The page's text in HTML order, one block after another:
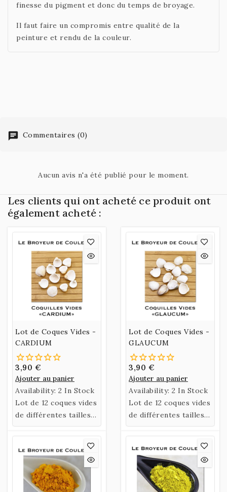
finesse du pigment et donc du temps de broyage.
Il faut faire un compromis entre qualité de la
peinture et rendu de la couleur.
Commentaires (0)
Aucun avis n'a été publié pour le moment.
Les clients qui ont acheté ce produit ont
également acheté :
Lot de Coques Vides -
CARDIUM
3,90 €
Ajouter au panier
Availability: 2 In Stock
Lot de 12 coques vides
de différentes tailles -
Généralement 3
grandes, 6 moyennes
et 3 petites.
Lot de Coques Vides -
GLAUCUM
3,90 €
Ajouter au panier
Availability: 2 In Stock
Lot de 12 coques vides
de différentes tailles -
Petites